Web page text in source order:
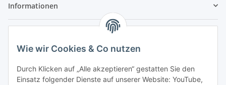
Wie wir Cookies & Co nutzen
Durch Klicken auf „Alle akzeptieren“ gestatten Sie den
Einsatz folgender Dienste auf unserer Website: YouTube,
Informationen